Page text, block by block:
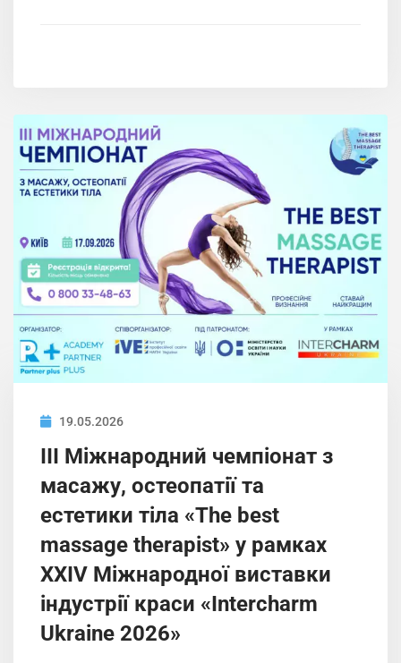
19.05.2026
ІIІ Міжнародний чемпіонат з
масажу, остеопатії та
естетики тіла «The best
massage therapist» у рамках
XXIV Міжнародної виставки
індустрії краси «Intercharm
Ukrainе 2026»